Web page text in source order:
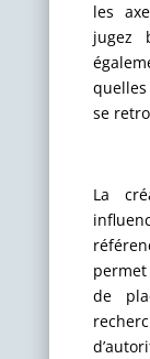
les
jugez
se
La
de